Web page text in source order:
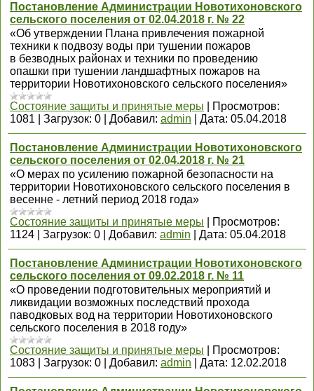
Постановление Администрации Новотихоновского
сельского поселения от 02.04.2018 г. № 22
«Об утверждении Плана привлечения пожарной
техники к подвозу воды при тушении пожаров
в безводных районах и техники по проведению
опашки при тушении ландшафтных пожаров на
территории Новотихоновского сельского поселения»
Состояние защиты и принятые меры
Просмотров:
1081
Загрузок: 0 Добавил: admin Дата: 05.04.2018
Постановление Администрации Новотихоновского
сельского поселения от 02.04.2018 г. № 21
«О мерах по усилению пожарной безопасности на
территории Новотихоновского сельского поселения в
весенне - летний период 2018 года»
Состояние защиты и принятые меры
Просмотров:
1124
Загрузок: 0 Добавил: admin Дата: 05.04.2018
Постановление Администрации Новотихоновского
сельского поселения от 09.02.2018 г. № 11
«О проведении подготовительных мероприятий и
ликвидации возможных последствий прохода
паводковых вод на территории Новотихоновского
сельского поселения в 2018 году»
Состояние защиты и принятые меры
Просмотров:
1083
Загрузок: 0 Добавил: admin Дата: 12.02.2018